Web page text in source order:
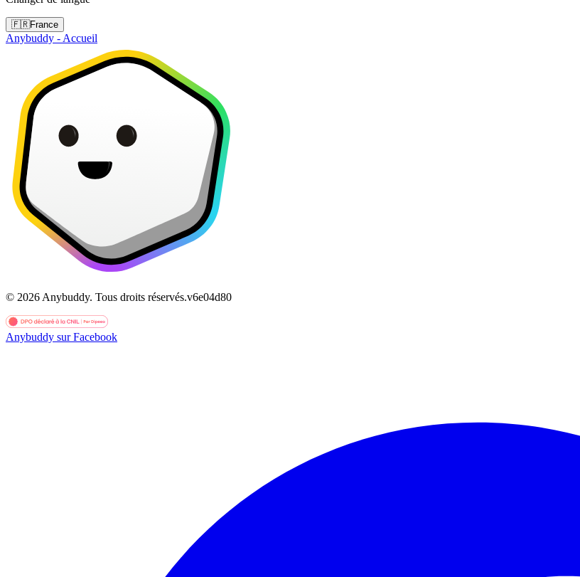
🇫🇷France
Anybuddy - Accueil
© 2026 Anybuddy. Tous droits réservés.v6e04d80
Anybuddy sur Facebook